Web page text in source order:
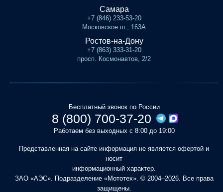
Самара
+7 (846) 233-53-20
Московское ш., 163А
Ростов-на-Дону
+7 (863) 333-31-20
просп. Космонавтов, 2/2
Бесплатный звонок по России
8 (800) 700-37-20
Работаем без выходных с 8:00 до 19:00
Представленная на сайте информация не является офертой и
носит
информационный характер.
ЗАО «АЭС». Подразделение «Мототех». © 2004–2026. Все права
защищены.